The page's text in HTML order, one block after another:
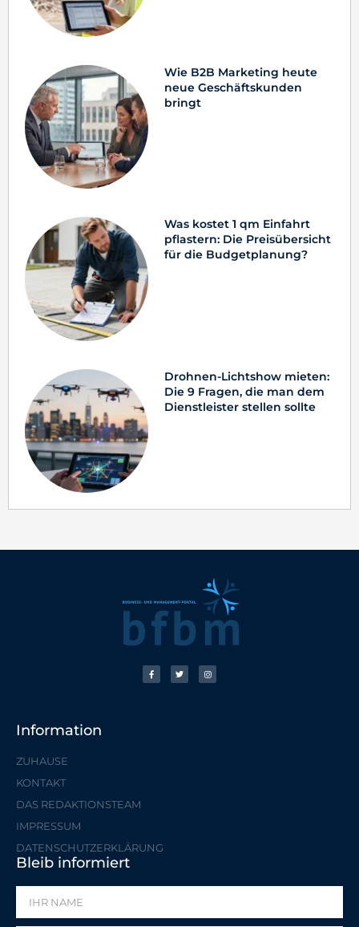
Wie B2B Marketing heute
neue Geschäftskunden
bringt
Was kostet 1 qm Einfahrt
pflastern: Die Preisübersicht
für die Budgetplanung?
Drohnen-Lichtshow mieten:
Die 9 Fragen, die man dem
Dienstleister stellen sollte
Information
ZUHAUSE
KONTAKT
DAS REDAKTIONSTEAM
IMPRESSUM
DATENSCHUTZERKLÄRUNG
Bleib informiert